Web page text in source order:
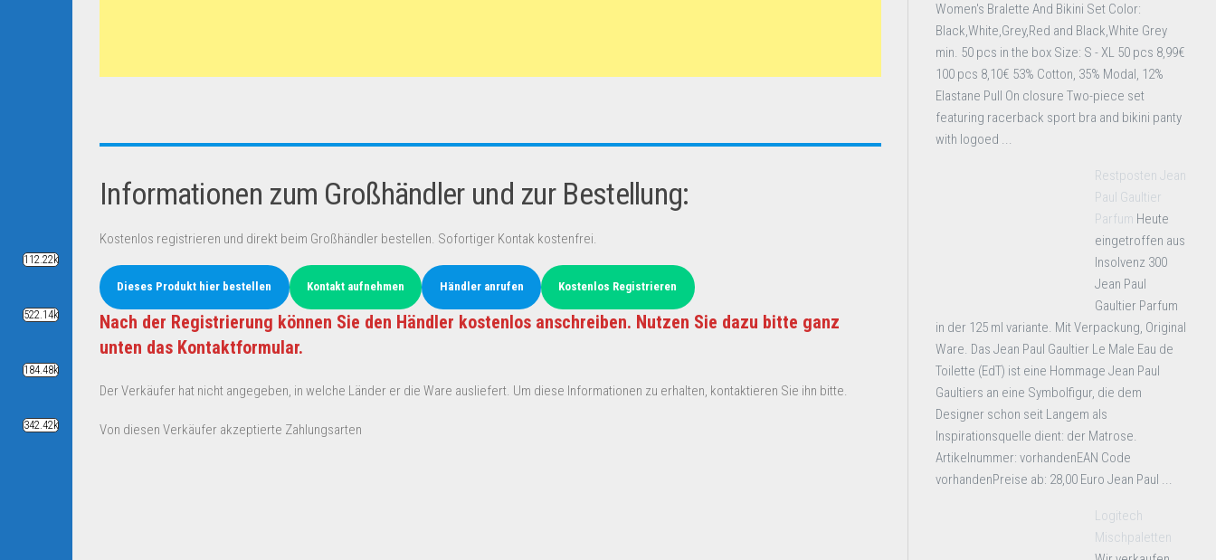
Informationen zum Großhändler und zur Bestellung:
Kostenlos registrieren und direkt beim Großhändler bestellen. Sofortiger Kontak kostenfrei.
Dieses Produkt hier bestellen Kontakt aufnehmen Händler anrufen Kostenlos Registrieren
Nach der Registrierung können Sie den Händler kostenlos anschreiben. Nutzen Sie dazu bitte ganz
unten das Kontaktformular.
Der Verkäufer hat nicht angegeben, in welche Länder er die Ware ausliefert. Um diese Informationen zu erhalten, kontaktieren Sie ihn bitte.
Von diesen Verkäufer akzeptierte Zahlungsarten
Women's Bralette And Bikini Set Color:
Black,White,Grey,Red and Black,White Grey
min. 50 pcs in the box Size: S - XL 50 pcs 8,99€
100 pcs 8,10€ 53% Cotton, 35% Modal, 12%
Elastane Pull On closure Two-piece set
featuring racerback sport bra and bikini panty
with logoed ...
Restposten Jean
Paul Gaultier
Parfum Heute
eingetroffen aus
Insolvenz 300
Jean Paul
Gaultier Parfum
in der 125 ml variante. Mit Verpackung, Original
Ware. Das Jean Paul Gaultier Le Male Eau de
Toilette (EdT) ist eine Hommage Jean Paul
Gaultiers an eine Symbolfigur, die dem
Designer schon seit Langem als
Inspirationsquelle dient: der Matrose.
Artikelnummer: vorhandenEAN Code
vorhandenPreise ab: 28,00 Euro Jean Paul ...
Logitech
Mischpaletten
112.22k
522.14k
184.48k
342.42k